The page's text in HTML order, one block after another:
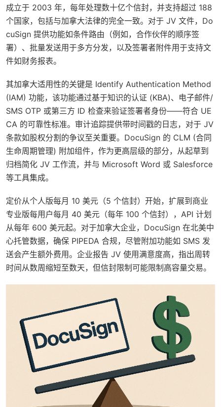
成立于 2003 年，每年处理数十亿个信封，并支持超过 188
个国家，包括与加拿大法律的完全一致。对于 JV 文件，Do
cuSign 提供功能如条件路由（例如，合作伙伴的顺序签
署）、批量发送用于多方分发，以及签署者附件用于支持文
件如财务报表。
其加拿大适用性的关键是 Identify Authentication Method
(IAM) 功能，该功能通过基于知识的认证 (KBA)、电子邮件/
SMS OTP 或第三方 ID 检查来验证签署者身份——符合 UE
CA 的可靠性标准。审计追踪提供带时间戳的日志，对于 JV
条款如股权分割的争议至关重要。DocuSign 的 CLM (合同
生命周期管理) 附加组件，作为更高层级的部分，从起草到
归档简化 JV 工作流，并与 Microsoft Word 或 Salesforce
等工具集成。
定价从个人版每月 10 美元（5 个信封）开始，扩展到商业
专业版每用户每月 40 美元（每年 100 个信封），API 计划
从每年 600 美元起。对于加拿大企业，DocuSign 在北美中
心托管数据，确保 PIPEDA 合规，尽管附加功能如 SMS 发
送会产生额外费用。企业报告 JV 使用满意度高，指出周转
时间从数周缩短至数天，但信封限制可能限制高容量交易。